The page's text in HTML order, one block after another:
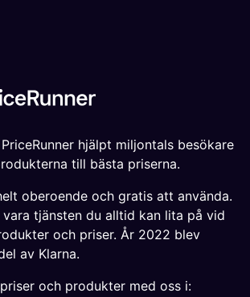
hjälpt miljontals besökare
till bästa priserna.
oberoende och gratis att använda.
tjänsten du alltid kan lita på vid
och priser. År 2022 blev
av Klarna.
och produkter med oss i: